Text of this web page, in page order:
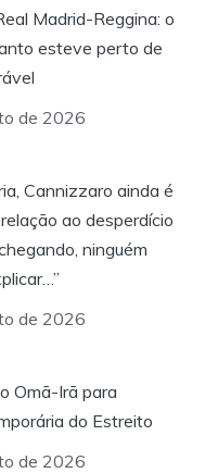
Madrid-Reggina: o
esteve perto de
de 2026
Cannizzaro ainda é
ao desperdício
ninguém
de 2026
Omã-Irã para
do Estreito
de 2026